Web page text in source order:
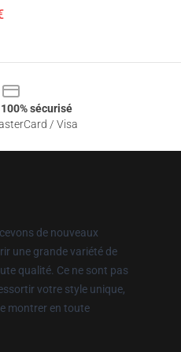
sécurisé
/ Visa
de nouveaux
une grande variété de
qualité. Ce ne sont pas
votre style unique,
montrer en toute